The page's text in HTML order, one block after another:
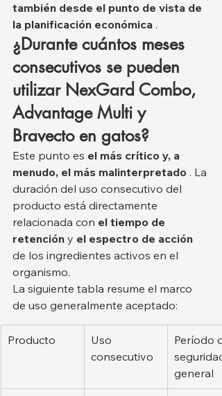
también desde el punto de vista de
la planificación económica .
¿Durante cuántos meses
consecutivos se pueden
utilizar NexGard Combo,
Advantage Multi y
Bravecto en gatos?
Este punto es el más crítico y, a
menudo, el más malinterpretado . La
duración del uso consecutivo del
producto está directamente
relacionada con el tiempo de
retención y el espectro de acción
de los ingredientes activos en el
organismo.
La siguiente tabla resume el marco
de uso generalmente aceptado:
Producto
Uso
consecutivo
Período
seguridad
general